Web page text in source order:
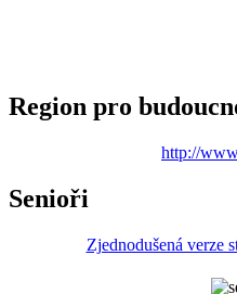
Region pro
http://
Senioři
Zjednodušená verze